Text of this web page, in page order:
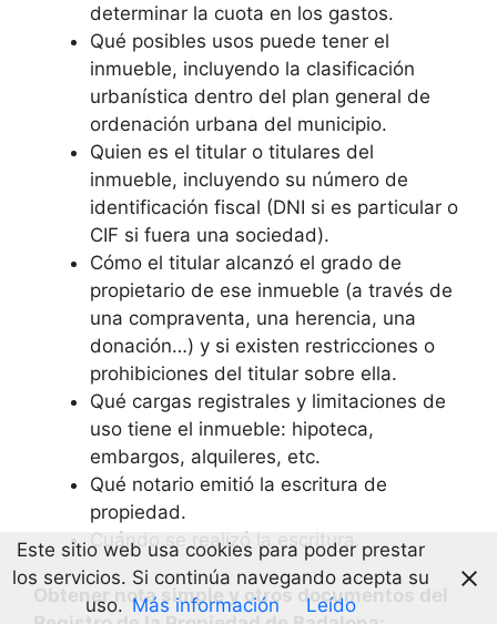
determinar la cuota en los gastos.
Qué posibles usos puede tener el
inmueble, incluyendo la clasificación
urbanística dentro del plan general de
ordenación urbana del municipio.
Quien es el titular o titulares del
inmueble, incluyendo su número de
identificación fiscal (DNI si es particular o
CIF si fuera una sociedad).
Cómo el titular alcanzó el grado de
propietario de ese inmueble (a través de
una compraventa, una herencia, una
donación…) y si existen restricciones o
prohibiciones del titular sobre ella.
Qué cargas registrales y limitaciones de
uso tiene el inmueble: hipoteca,
embargos, alquileres, etc.
Qué notario emitió la escritura de
propiedad.
Cuándo se realizó la escritura.
Obtener nota simple y otros documentos del
Este sitio web usa cookies para poder prestar
los servicios. Si continúa navegando acepta su
uso. Más información Leído